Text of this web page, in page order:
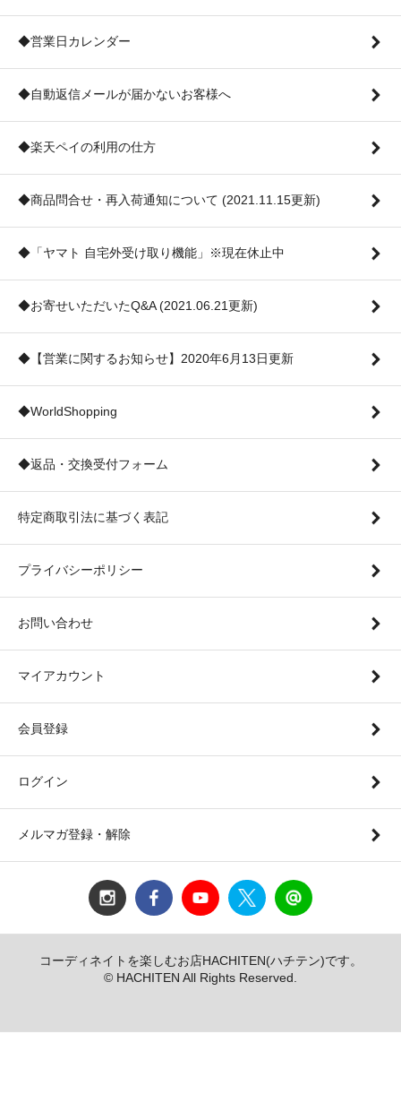
◆営業日カレンダー
◆自動返信メールが届かないお客様へ
◆楽天ペイの利用の仕方
◆商品問合せ・再入荷通知について (2021.11.15更新)
◆「ヤマト 自宅外受け取り機能」※現在休止中
◆お寄せいただいたQ&A (2021.06.21更新)
◆【営業に関するお知らせ】2020年6月13日更新
◆WorldShopping
◆返品・交換受付フォーム
特定商取引法に基づく表記
プライバシーポリシー
お問い合わせ
マイアカウント
会員登録
ログイン
メルマガ登録・解除
コーディネイトを楽しむお店HACHITEN(ハチテン)です。
© HACHITEN All Rights Reserved.